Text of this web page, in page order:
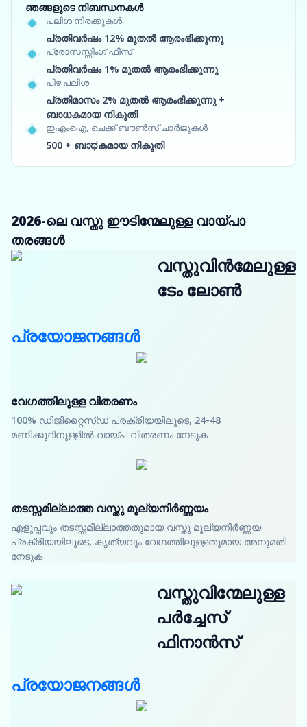
ഞങ്ങളുടെ നിബന്ധനകൾ
പലിശ നിരക്കുകൾ
പ്രതിവർഷം 12% മുതൽ ആരംഭിക്കുന്നു
പ്രോസസ്സിംഗ് ഫീസ്
പ്രതിവർഷം 1% മുതൽ ആരംഭിക്കുന്നു
പിഴ പലിശ
പ്രതിമാസം 2% മുതൽ ആരംഭിക്കുന്നു +
ബാധകമായ നികുതി
ഇഎംഐ, ചെക്ക് ബൗൺസ് ചാർജുകൾ
500 + ബാಧകമായ നികുതി
2026-ലെ വസ്തു ഈടിന്മേലുള്ള വായ്പാ
തരങ്ങൾ
വസ്തുവിൻമേലുള്ള
ടേം ലോൺ
പ്രയോജനങ്ങൾ
വേഗത്തിലുള്ള വിതരണം
100% ഡിജിറ്റൈസ്ഡ് പ്രക്രിയയിലൂടെ, 24-48
മണിക്കൂറിനുള്ളിൽ വായ്പ വിതരണം നേടുക
തടസ്സമില്ലാത്ത വസ്തു മൂല്യനിർണ്ണയം
എളുപ്പവും തടസ്സമില്ലാത്തതുമായ വസ്തു മൂല്യനിർണ്ണയ
പ്രക്രിയയിലൂടെ, കൃത്യവും വേഗത്തിലുള്ളതുമായ അനുമതി
നേടുക
വസ്തുവിന്മേലുള്ള
പർച്ചേസ്
ഫിനാൻസ്
പ്രയോജനങ്ങൾ